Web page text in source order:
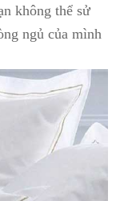
không thể sử
ngủ của mình